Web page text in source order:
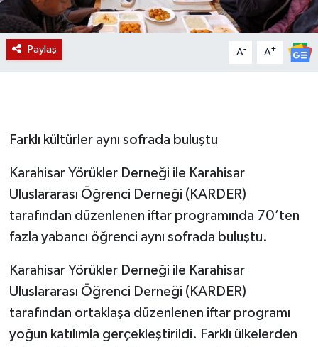
Paylaş A- A+
Farklı kültürler aynı sofrada buluştu
Karahisar Yörükler Derneği ile Karahisar
Uluslararası Öğrenci Derneği (KARDER)
tarafından düzenlenen iftar programında 70’ten
fazla yabancı öğrenci aynı sofrada buluştu.
Karahisar Yörükler Derneği ile Karahisar
Uluslararası Öğrenci Derneği (KARDER)
tarafından ortaklaşa düzenlenen iftar programı
yoğun katılımla gerçekleştirildi. Farklı ülkelerden